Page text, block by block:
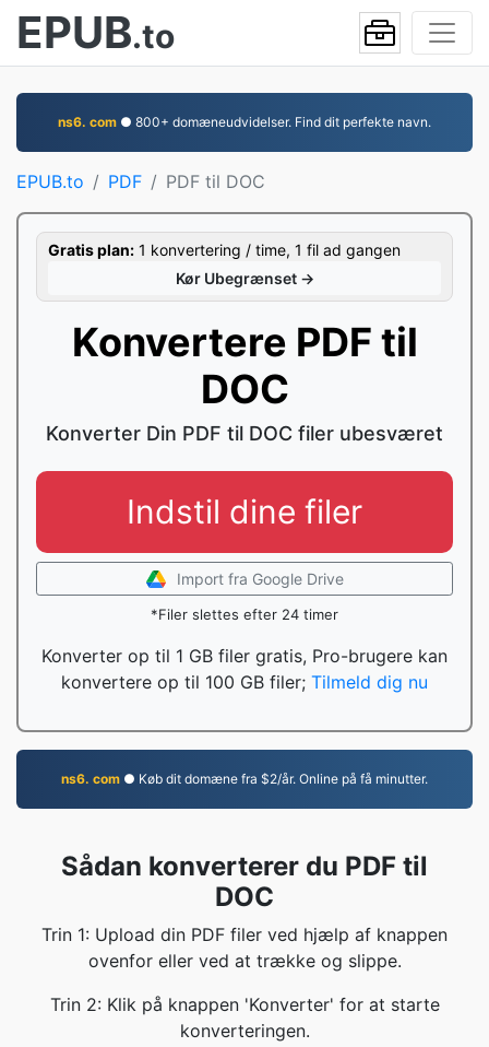
EPUB.to
ns6. com ● 800+ domæneudvidelser. Find dit perfekte navn.
EPUB.to PDF PDF til DOC
Gratis plan: 1 konvertering / time, 1 fil ad gangen
Kør Ubegrænset →
Konvertere PDF til
DOC
Konverter Din PDF til DOC filer ubesværet
Indstil dine filer
Import fra Google Drive
*Filer slettes efter 24 timer
Konverter op til 1 GB filer gratis, Pro-brugere kan
konvertere op til 100 GB filer; Tilmeld dig nu
ns6. com ● Køb dit domæne fra $2/år. Online på få minutter.
Sådan konverterer du PDF til
DOC
Trin 1: Upload din PDF filer ved hjælp af knappen
ovenfor eller ved at trække og slippe.
Trin 2: Klik på knappen 'Konverter' for at starte
konverteringen.